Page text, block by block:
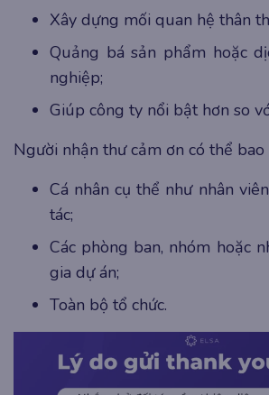
Xây dựng mối quan hệ thân
Quảng bá sản phẩm hoặc
nghiệp;
Giúp công ty nổi bật hơn so
Người nhận thư cảm ơn có thể bao
Cá nhân cụ thể như nhân
tác;
Các phòng ban, nhóm hoặc
gia dự án;
Toàn bộ tổ chức.